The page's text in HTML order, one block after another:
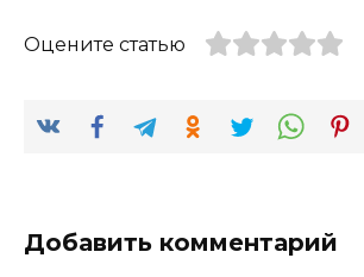
Оцените статью
Добавить комментарий